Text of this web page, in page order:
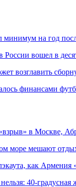
минимум на год
России вошел в
возглавить
финансами
в Москве,
море мешают
как Армения
40-